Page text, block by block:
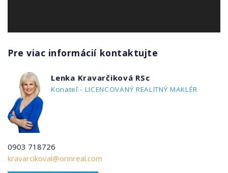
Pre viac informácií kontaktujte
Lenka Kravarčiková RSc
Konateľ - LICENCOVANÝ REALITNÝ MAKLÉR
0903 718726
kravarcikoval@orinreal.com